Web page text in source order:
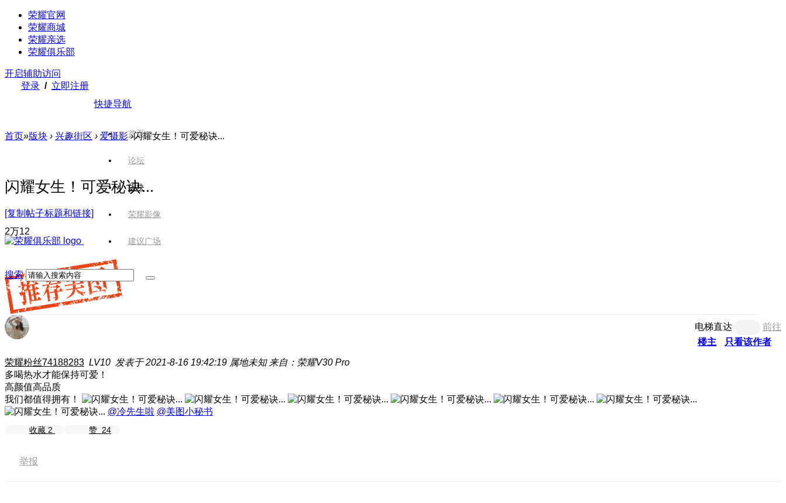
荣耀官网
荣耀商城
荣耀亲选
荣耀俱乐部
开启辅助访问
登录 / 立即注册
快捷导航
首页
论坛
版块
荣耀影像
建议广场
搜索
首页»版块 › 兴趣街区 › 爱摄影 ›闪耀女生！可爱秘诀...
闪耀女生！可爱秘诀...
[复制帖子标题和链接]
2万12
电梯直达
前往
楼主
只看该作者
荣耀粉丝74188283 LV10 发表于 2021-8-16 19:42:19 属地未知 来自：荣耀V30 Pro
多喝热水才能保持可爱！
高颜值高品质
我们都值得拥有！
@冷先生啦 @美图小秘书
收藏 2 赞 24
举报